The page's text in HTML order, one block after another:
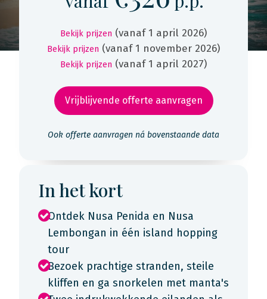
Bekijk prijzen (vanaf 1 april 2026)
Bekijk prijzen (vanaf 1 november 2026)
Bekijk prijzen (vanaf 1 april 2027)
Vrijblijvende offerte aanvragen
Ook offerte aanvragen ná bovenstaande data
In het kort
Ontdek Nusa Penida en Nusa
Lembongan in één island hopping
tour
Bezoek prachtige stranden, steile
kliffen en ga snorkelen met manta's